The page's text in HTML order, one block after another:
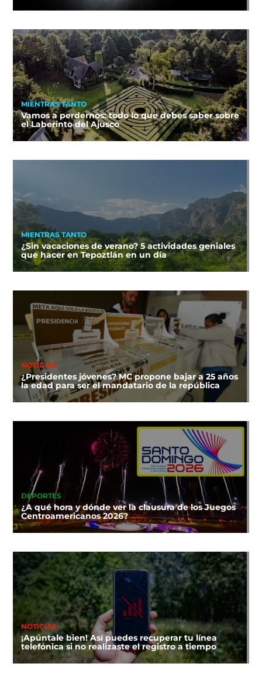
MIENTRAS TANTO
Vamos a perdernos: todo lo que debes saber sobre
el Laberinto del Ajusco
MIENTRAS TANTO
¿Sin vacaciones de verano? 5 actividades geniales
que hacer en Tepoztlán en un día
NOTICIAS
¿Presidentes jóvenes? MC propone bajar a 25 años
la edad para ser el mandatario de la república
DEPORTES
¿A qué hora y dónde ver la clausura de los Juegos
Centroamericanos 2026?
NOTICIAS
¡Apúntale bien! Así puedes recuperar tu línea
telefónica si no realizaste el registro a tiempo